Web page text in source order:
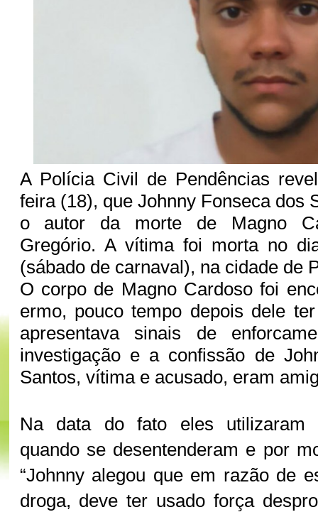
A Polícia Civil de Pendências
feira (18), que Johnny Fonseca dos
o autor da morte de Magno
Gregório. A vítima foi morta no
(sábado de carnaval), na cidade de
O corpo de Magno Cardoso foi
ermo, pouco tempo depois dele
apresentava sinais de
investigação e a confissão de
Santos, vítima e acusado, eram
Na data do fato eles utilizaram
quando se desentenderam e por
“Johnny alegou que em razão de
droga, deve ter usado força